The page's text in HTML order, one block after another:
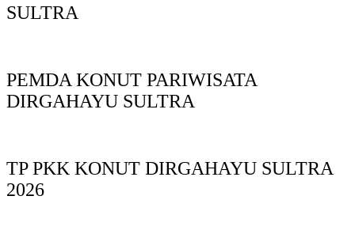
SULTRA
PEMDA KONUT PARIWISATA
DIRGAHAYU SULTRA
TP PKK KONUT DIRGAHAYU SULTRA
2026